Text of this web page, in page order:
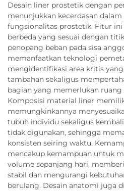
Desain liner prostetik dengan
menunjukkan kecerdasan
fungsionalitas prostetik. Fitur
berbeda yang sesuai dengan
penopang beban pada sisa
memanfaatkan teknologi
mengidentifikasi area kritis
tambahan sekaligus
bagian yang memerlukan ruang
Komposisi material liner
memungkinkannya
tubuh individu sekaligus
tidak digunakan, sehingga
konsisten seiring waktu.
mencakup kemampuan untuk
volume sepanjang hari,
stabil dan mengurangi
berulang. Desain anatomi juga